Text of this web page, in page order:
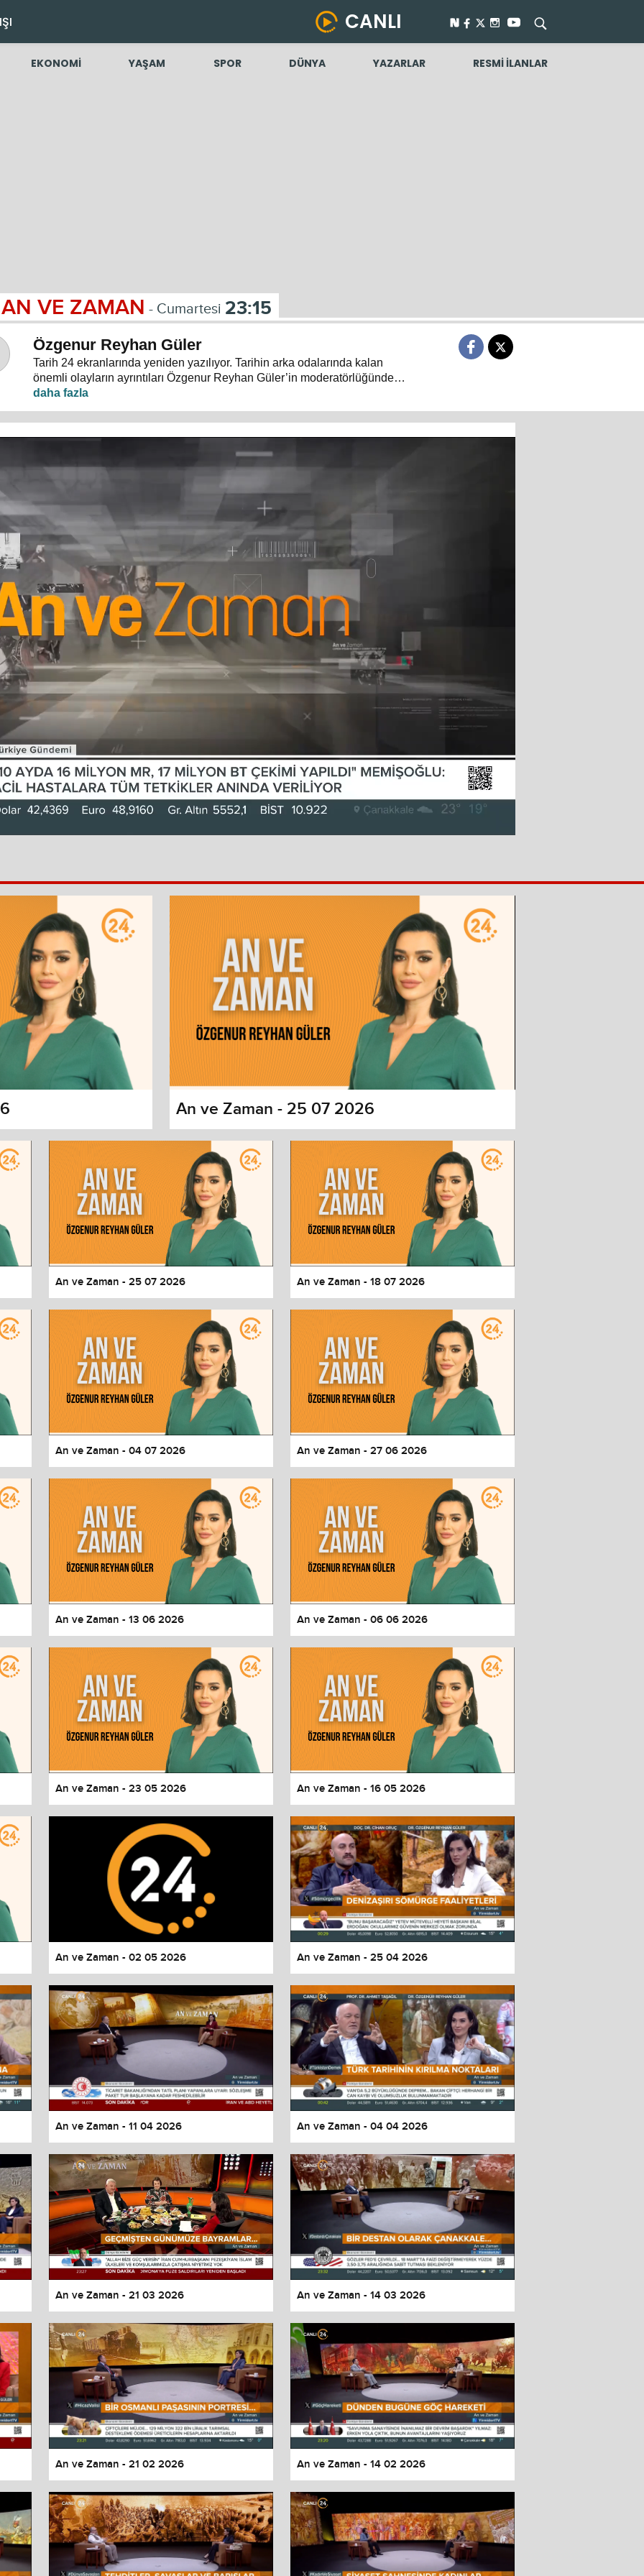
CANLI
EKONOMİ YAŞAM SPOR DÜNYA YAZARLAR RESMİ İLANLAR
AN VE ZAMAN - Cumartesi 23:15
Özgenur Reyhan Güler
Tarih 24 ekranlarında yeniden yazılıyor. Tarihin arka odalarında kalan
önemli olayların ayrıntıları Özgenur Reyhan Güler’in moderatörlüğünde
"An ve Zaman"da tartışılıyor.
dialog
and close the window.
Done
An ve Zaman - 25 07 2026
An ve Zaman - 25 07 2026 An ve Zaman - 18 07 2026
An ve Zaman - 04 07 2026 An ve Zaman - 27 06 2026
An ve Zaman - 13 06 2026 An ve Zaman - 06 06 2026
An ve Zaman - 23 05 2026 An ve Zaman - 16 05 2026
An ve Zaman - 02 05 2026 An ve Zaman - 25 04 2026
An ve Zaman - 11 04 2026 An ve Zaman - 04 04 2026
An ve Zaman - 21 03 2026 An ve Zaman - 14 03 2026
An ve Zaman - 21 02 2026 An ve Zaman - 14 02 2026